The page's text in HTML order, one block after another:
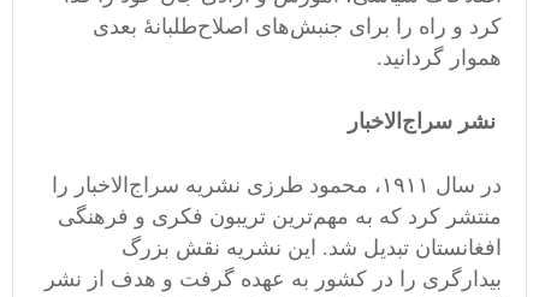
کرد و راه را برای جنبش‌های اصلاح‌طلبانهٔ بعدی
هموار گردانید.
نشر سراج‌الاخبار
در سال ۱۹۱۱، محمود طرزی نشریه سراج‌الاخبار را
منتشر کرد که به مهم‌ترین تریبون فکری و فرهنگی
افغانستان تبدیل شد. این نشریه نقش بزرگ
بیدارگری را در کشور به عهده گرفت و هدف از نشر